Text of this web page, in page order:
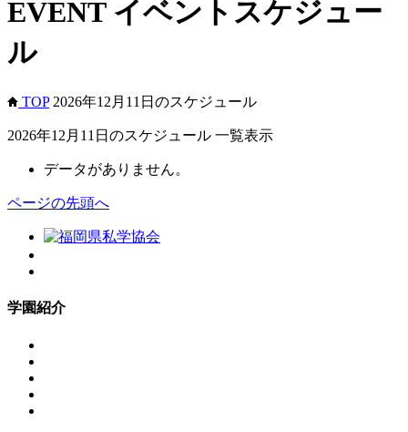
EVENT イベントスケジュー
ル
TOP 2026年12月11日のスケジュール
2026年12月11日のスケジュール 一覧表示
データがありません。
ページの先頭へ
学園紹介